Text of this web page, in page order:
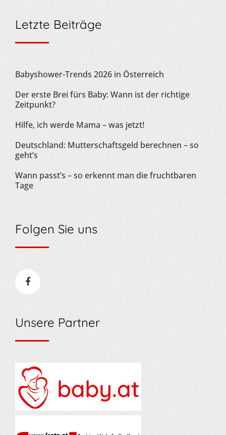
Letzte Beiträge
Babyshower-Trends 2026 in Österreich
Der erste Brei fürs Baby: Wann ist der richtige
Zeitpunkt?
Hilfe, ich werde Mama – was jetzt!
Deutschland: Mutterschaftsgeld berechnen – so
geht’s
Wann passt’s – so erkennt man die fruchtbaren
Tage
Folgen Sie uns
Unsere Partner